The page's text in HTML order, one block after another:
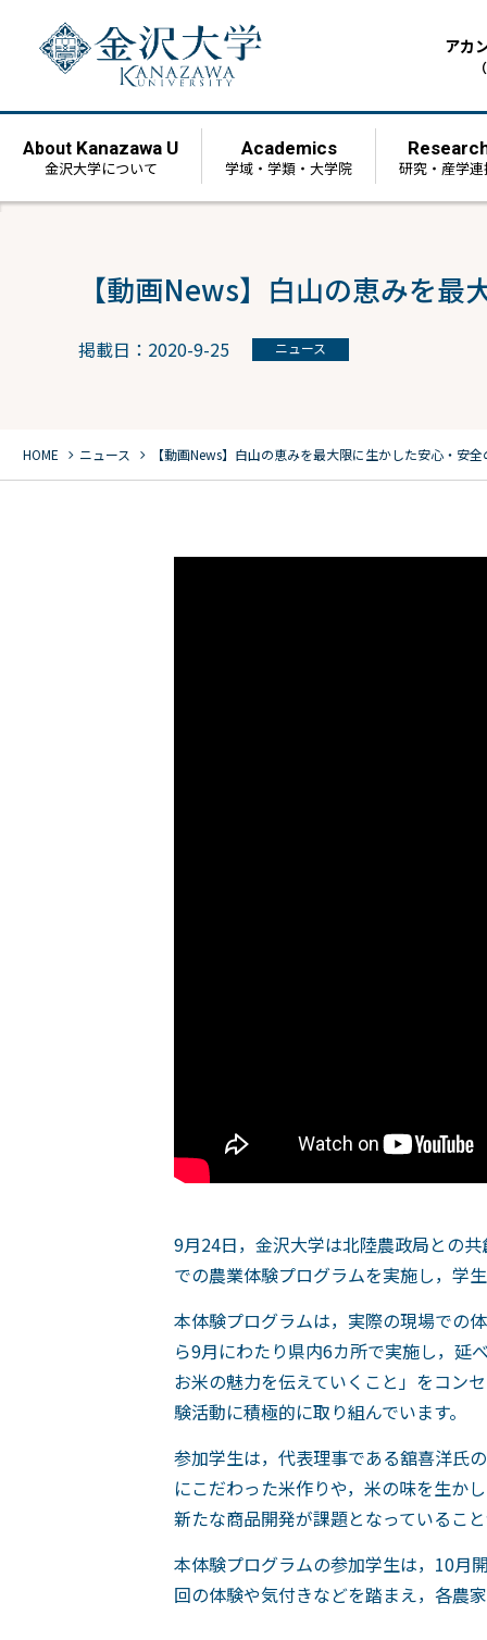
アカ
About Kanazawa U
金沢大学について
Academics
学域・学類・大学院 研究・産学
【動画News】白山の恵みを
掲載日：2020-9-25 ニュース
HOME chevron_right ニュース chevron_right 【動画News】白山の恵みを最大限に生かした安心・安
9月24日，金沢大学は北陸農政局との
での農業体験プログラムを実施し，学
本体験プログラムは，実際の現場での
ら9月にわたり県内6カ所で実施し，延
お米の魅力を伝えていくこと」をコン
験活動に積極的に取り組んでいます。
参加学生は，代表理事である舘喜洋氏
にこだわった米作りや，米の味を生か
新たな商品開発が課題となっているこ
本体験プログラムの参加学生は，10月
回の体験や気付きなどを踏まえ，各農